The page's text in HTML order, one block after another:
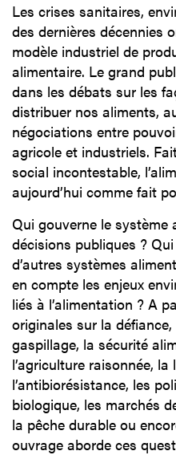
Les crises sanitaires,
des dernières décennies
modèle industriel de
alimentaire. Le grand
dans les débats sur les
distribuer nos aliments,
négociations entre
agricole et industriels.
social incontestable,
aujourd’hui comme fait
Qui gouverne le système
décisions publiques ?
d’autres systèmes
en compte les enjeux
liés à l’alimentation ? A
originales sur la
gaspillage, la sécurité
l’agriculture raisonnée,
l’antibiorésistance, les
biologique, les marchés
la pêche durable ou
ouvrage aborde ces